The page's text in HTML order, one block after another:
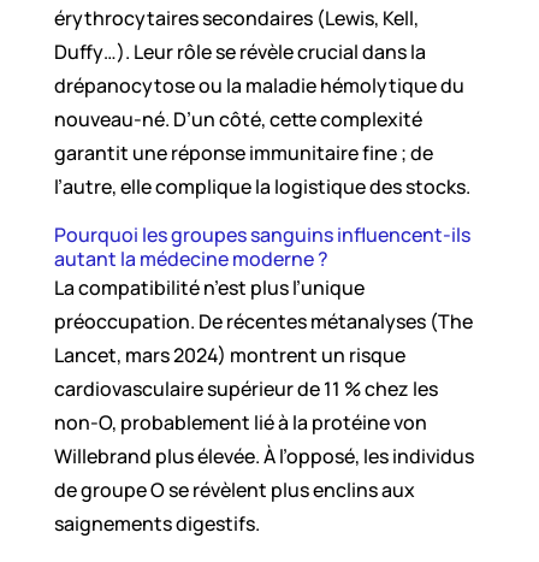
érythrocytaires secondaires (Lewis, Kell,
Duffy…). Leur rôle se révèle crucial dans la
drépanocytose ou la maladie hémolytique du
nouveau-né. D’un côté, cette complexité
garantit une réponse immunitaire fine ; de
l’autre, elle complique la logistique des stocks.
Pourquoi les groupes sanguins influencent-ils
autant la médecine moderne ?
La compatibilité n’est plus l’unique
préoccupation. De récentes métanalyses (The
Lancet, mars 2024) montrent un risque
cardiovasculaire supérieur de 11 % chez les
non-O, probablement lié à la protéine von
Willebrand plus élevée. À l’opposé, les individus
de groupe O se révèlent plus enclins aux
saignements digestifs.